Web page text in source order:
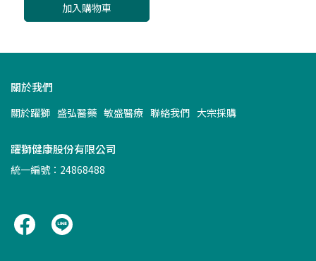
加入購物車
關於我們
關於躍獅 盛弘醫藥 敏盛醫療 聯絡我們 大宗採購
躍獅健康股份有限公司
統一編號：24868488